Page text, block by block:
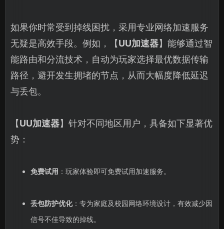
如果你时常受到掉线困扰，采用专业网络加速服务
无疑是高效手段。例如，【UU加速器】能够通过智
能路由和分流技术，自动为玩家选择最优数据传输
路径，避开发生拥堵的节点，从而大幅度降低延迟
与丢包。
【UU加速器】针对不同地区用户，具备如下显著优
势：
免费试用 ：玩家体验即可免费试用加速服务。
丢包防护优化：专为家庭及校园网络环境设计，有效减少因
信号不佳导致的掉线。